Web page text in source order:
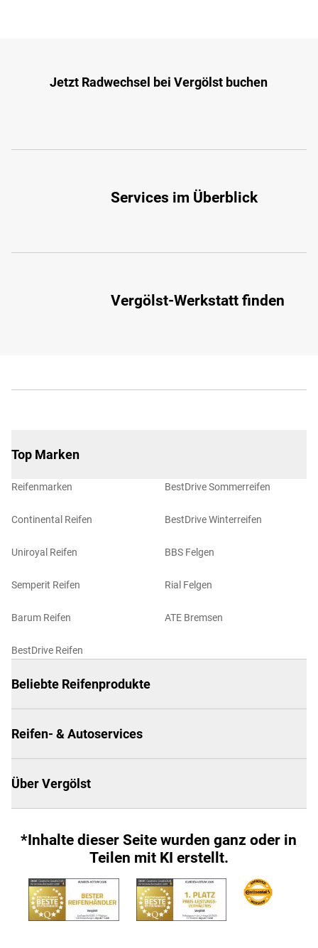
Jetzt Radwechsel bei Vergölst buchen
Services im Überblick
Vergölst-Werkstatt finden
Top Marken
Reifenmarken
Continental Reifen
Uniroyal Reifen
Semperit Reifen
Barum Reifen
BestDrive Reifen
BestDrive Sommerreifen
BestDrive Winterreifen
BBS Felgen
Rial Felgen
ATE Bremsen
Beliebte Reifenprodukte
Reifen- & Autoservices
Über Vergölst
*Inhalte dieser Seite wurden ganz oder in
Teilen mit KI erstellt.